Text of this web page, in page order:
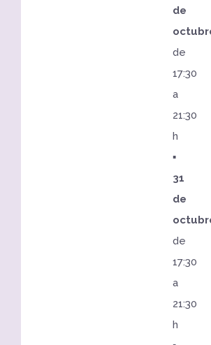
de
de
17:30
a
21:30
h
▪️
31
de
de
17:30
a
21:30
h